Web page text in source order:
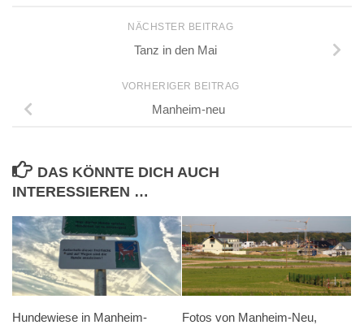
NÄCHSTER BEITRAG
Tanz in den Mai
VORHERIGER BEITRAG
Manheim-neu
DAS KÖNNTE DICH AUCH
INTERESSIEREN …
Hundewiese in Manheim-
Fotos von Manheim-Neu,